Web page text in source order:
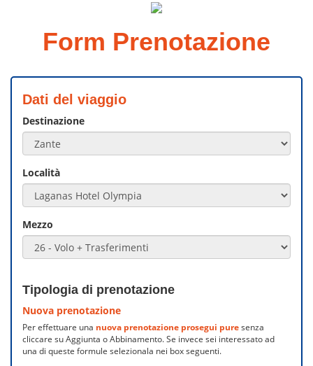
Form Prenotazione
Dati del viaggio
Destinazione
Località
Mezzo
Tipologia di prenotazione
Nuova prenotazione
Per effettuare una nuova prenotazione prosegui puresenza
cliccare su Aggiunta o Abbinamento. Se invece sei interessato ad
una di queste formule selezionala nei box seguenti.